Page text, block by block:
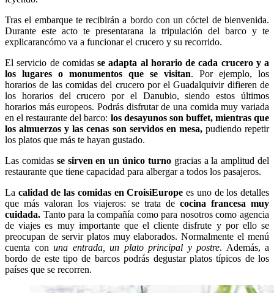
Tras el embarque te recibirán a bordo con un cóctel de bienvenida.
Durante este acto te presentarana la tripulación del barco y te
explicarancómo va a funcionar el crucero y su recorrido.
El servicio de comidas se adapta al horario de cada crucero y a
los lugares o monumentos que se visitan. Por ejemplo, los
horarios de las comidas del crucero por el Guadalquivir difieren de
los horarios del crucero por el Danubio, siendo estos últimos
horarios más europeos. Podrás disfrutar de una comida muy variada
en el restaurante del barco: los desayunos son buffet, mientras que
los almuerzos y las cenas son servidos en mesa,pudiendo repetir
los platos que más te hayan gustado.
Las comidasse sirven en un único turno gracias a la amplitud del
restaurante que tiene capacidad para albergar a todos los pasajeros.
La calidad de las comidas en CroisiEurope es uno de los detalles
que más valoran los viajeros: se trata de cocina francesa muy
cuidada. Tanto para la compañía como para nosotros como agencia
de viajes es muy importante que el cliente disfrute y por ello se
preocupan de servir platos muy elaborados. Normalmente el menú
cuenta con una entrada, un plato principal y postre. Además, a
bordo de este tipo de barcos podrás degustar platos típicos de los
países que se recorren.